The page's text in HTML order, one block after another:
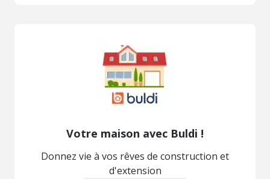
Votre maison avec Buldi !
Donnez vie à vos rêves de construction et
d'extension